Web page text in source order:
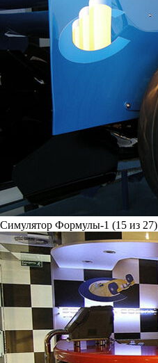
Симулятор Формулы-1 (15 из 27)